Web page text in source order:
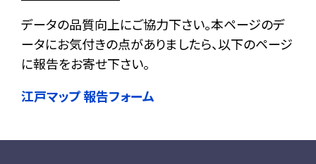
データの品質向上にご協力下さい。本ページのデ
ータにお気付きの点がありましたら、以下のページ
に報告をお寄せ下さい。
江戸マップ 報告フォーム